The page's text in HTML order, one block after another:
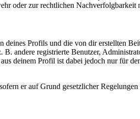
oder zur rechtlichen Nachverfolgbarkeit
deines Profils und die von dir erstellten
andere registrierte Benutzer,
deinem Profil ist dabei jedoch nur für
er auf Grund gesetzlicher